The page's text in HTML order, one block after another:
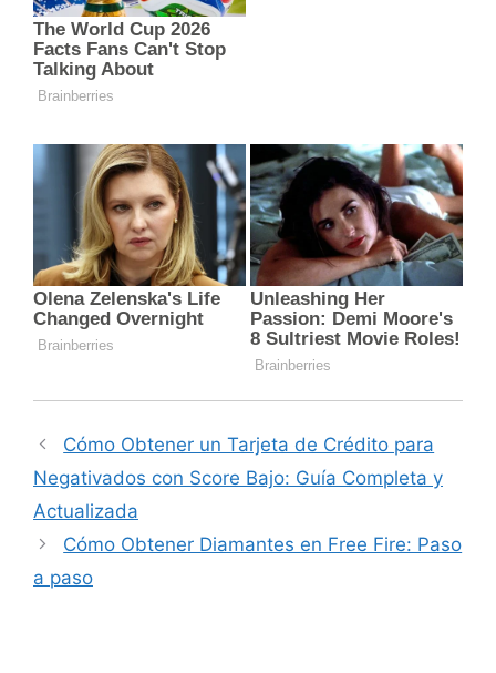
Cómo Obtener un Tarjeta de Crédito para
Negativados con Score Bajo: Guía Completa y
Actualizada
Cómo Obtener Diamantes en Free Fire: Paso
a paso